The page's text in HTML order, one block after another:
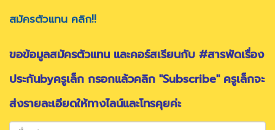
สมัครตัวแทน คลิก!!
ขอข้อมูลสมัครตัวแทน และคอร์สเรียนกับ #สารพัดเรื่อง
ประกันbyครูเล็ก กรอกแล้วคลิก "Subscribe" ครูเล็กจะ
ส่งรายละเอียดให้ทางไลน์และโทรคุยค่ะ